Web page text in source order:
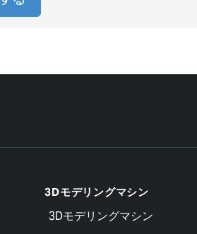
3Dモデリングマシン
3Dモデリングマシン